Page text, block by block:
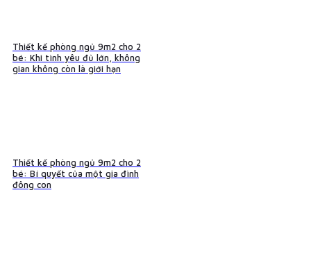
Thiết kế phòng ngủ 9m2 cho 2
bé: Khi tình yêu đủ lớn, không
gian không còn là giới hạn
Thiết kế phòng ngủ 9m2 cho 2
bé: Bí quyết của một gia đình
đông con